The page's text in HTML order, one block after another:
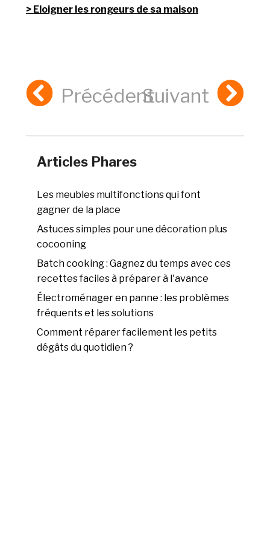
Eloigner les rongeurs de sa maison
PrécédentSuivant
Articles Phares
Les meubles multifonctions qui font
gagner de la place
Astuces simples pour une décoration plus
cocooning
Batch cooking : Gagnez du temps avec ces
recettes faciles à préparer à l'avance
Électroménager en panne : les problèmes
fréquents et les solutions
Comment réparer facilement les petits
dégâts du quotidien ?